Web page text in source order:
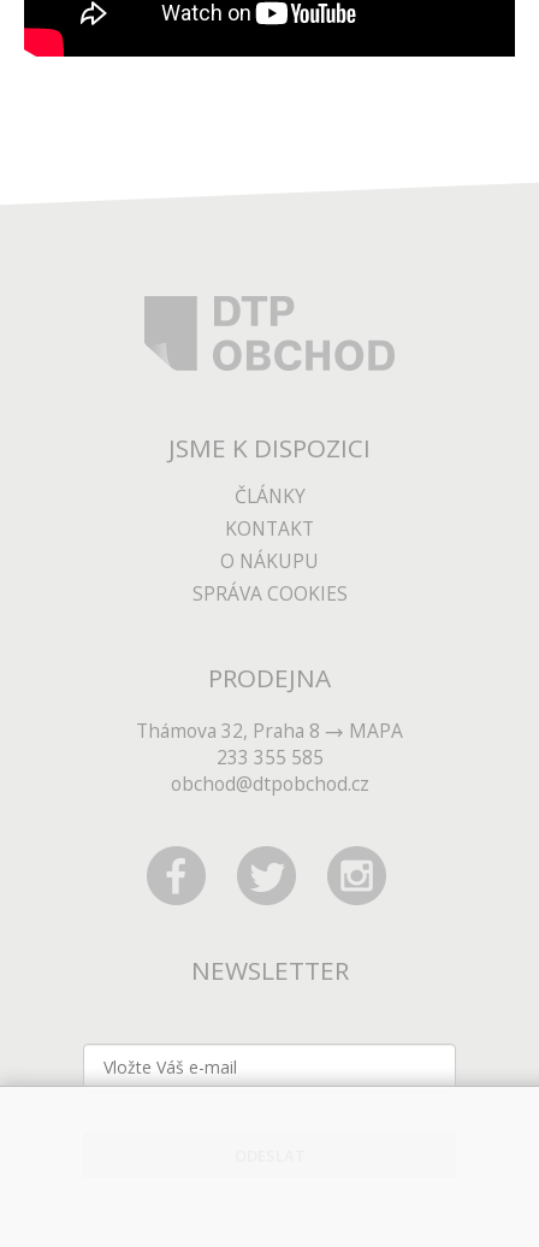
JSME K DISPOZICI
ČLÁNKY
KONTAKT
O NÁKUPU
SPRÁVA COOKIES
PRODEJNA
Thámova 32, Praha 8
MAPA
233 355 585
obchod@dtpobchod.cz
NEWSLETTER